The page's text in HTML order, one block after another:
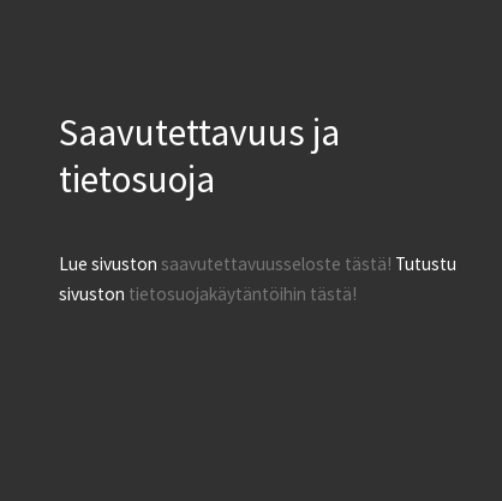
Saavutettavuus ja
tietosuoja
Lue sivuston saavutettavuusseloste tästä! Tutustu
sivuston tietosuojakäytäntöihin tästä!